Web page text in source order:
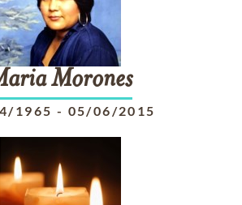
Morones
1965 - 05/06/2015